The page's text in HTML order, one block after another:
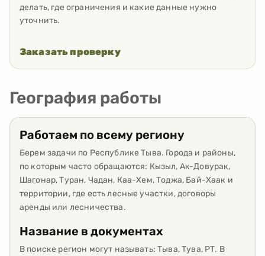
делать, где ограничения и какие данные нужно
уточнить.
Заказать проверку
География работы
Работаем по всему региону
Берем задачи по Республике Тыва. Города и районы,
по которым часто обращаются: Кызыл, Ак-Довурак,
Шагонар, Туран, Чадан, Каа-Хем, Тоджа, Бай-Хаак и
территории, где есть лесные участки, договоры
аренды или лесничества.
Название в документах
В поиске регион могут называть: Тыва, Тува, РТ. В